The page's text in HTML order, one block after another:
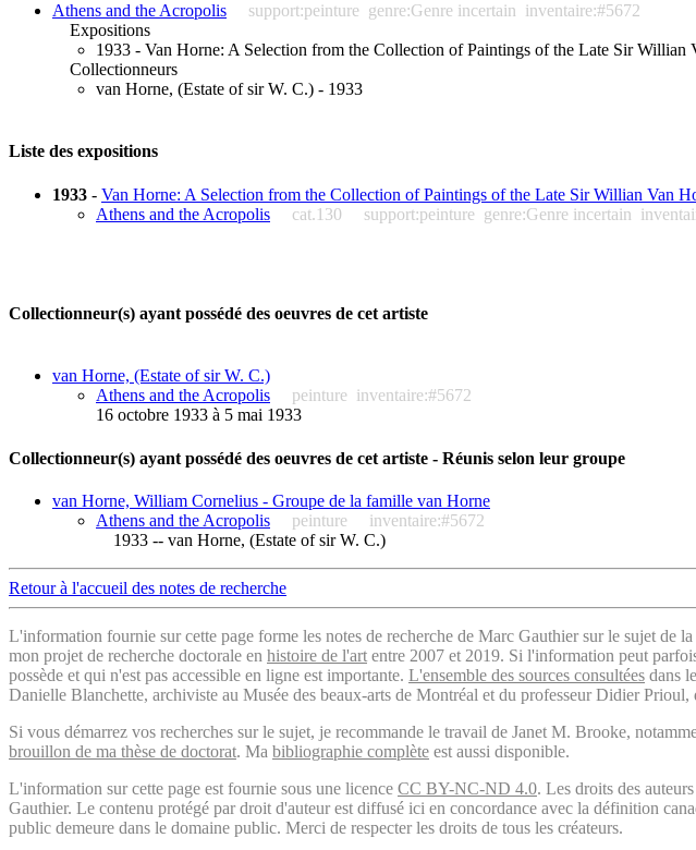
Athens and the Acropolis
support:peinture genre:Genre incertain inventaire:#5672
Expositions
1933 - Van Horne: A Selection from the Collection of Paintings of the Late Sir
Collectionneurs
van Horne, (Estate of sir W. C.) - 1933
Liste des expositions
1933 - Van Horne: A Selection from the Collection of Paintings of the Late Sir Willian Van
Athens and the Acropolis
cat.130 support:peinture genre:Genre incertain
Collectionneur(s) ayant possédé des oeuvres de cet artiste
van Horne, (Estate of sir W. C.)
Athens and the Acropolis
peinture inventaire:#5672
16 octobre 1933 à 5 mai 1933
Collectionneur(s) ayant possédé des oeuvres de cet artiste - Réunis selon leur groupe
van Horne, William Cornelius - Groupe de la famille van Horne
Athens and the Acropolis
peinture
inventaire:#5672
1933 -- van Horne, (Estate of sir W. C.)
Retour à l'accueil des notes de recherche
L'information fournie sur cette page forme les notes de recherche de Marc Gauthier sur le sujet de
mon projet de recherche doctorale en histoire de l'art entre 2007 et 2019. Si l'information peut
possède et qui n'est pas accessible en ligne est importante. L'ensemble des sources consultées dans
Danielle Blanchette, archiviste au Musée des beaux-arts de Montréal et du professeur Didier Prioul,
Si vous démarrez vos recherches sur le sujet, je recommande le travail de Janet M. Brooke,
brouillon de ma thèse de doctorat. Ma bibliographie complète est aussi disponible.
L'information sur cette page est fournie sous une licence CC BY-NC-ND 4.0. Les droits des
Gauthier. Le contenu protégé par droit d'auteur est diffusé ici en concordance avec la définition
public demeure dans le domaine public. Merci de respecter les droits de tous les créateurs.